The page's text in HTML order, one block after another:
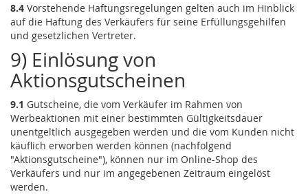
8.4 Vorstehende Haftungsregelungen gelten auch im Hinblick
auf die Haftung des Verkäufers für seine Erfüllungsgehilfen
und gesetzlichen Vertreter.
9) Einlösung von
Aktionsgutscheinen
9.1 Gutscheine, die vom Verkäufer im Rahmen von
Werbeaktionen mit einer bestimmten Gültigkeitsdauer
unentgeltlich ausgegeben werden und die vom Kunden nicht
käuflich erworben werden können (nachfolgend
"Aktionsgutscheine"), können nur im Online-Shop des
Verkäufers und nur im angegebenen Zeitraum eingelöst
werden.